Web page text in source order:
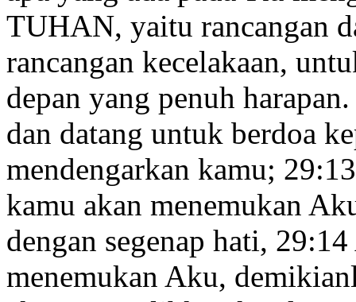
TUHAN, yaitu rancangan
rancangan kecelakaan,
depan yang penuh
dan datang untuk berdoa
mendengarkan kamu; 29:13
kamu akan menemukan
dengan segenap hati, 29:14
menemukan Aku,